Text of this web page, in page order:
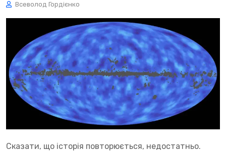
Всеволод Гордієнко
Сказати, що історія повторюється, недостатньо.